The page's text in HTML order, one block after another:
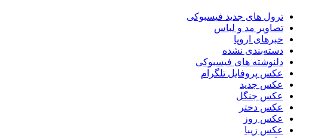
ترول های جدید فیسبوکی
تصاویر مد و لباس
خبرهای اروپا
دسته‌بندی نشده
دلنوشته های فیسبوکی
عکس پروفایل تلگرام
عکس جدید
عکس جنگل
عکس دختر
عکس روز
عکس زیبا